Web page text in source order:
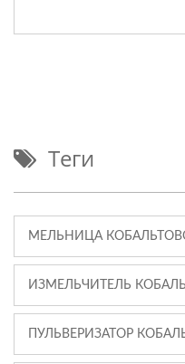
Теги
МЕЛЬНИЦА
ИЗМЕЛЬЧИТЕЛЬ
ПУЛЬВЕРИЗАТОР